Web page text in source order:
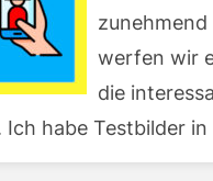
werfen wir
die
habe Testbilder